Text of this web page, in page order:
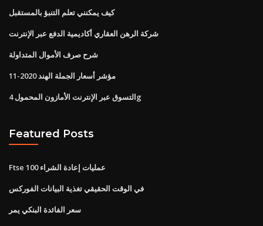
كيف يمكنني تعلم التنبؤ بالمستقبل
شركة الرهن العقاري أكاديمية الدفع عبر الإنترنت
شرح صرف الأموال المتداولة
مؤشر أسعار الجملة الهند 2020-11
التسوق عبر الإنترنت الأمازون المحمول 4g
Featured Posts
Ftse 100 عمليات إعادة الشراء
في الوقت الحقيقي تغذية البيانات الفوركس
سعر الفائدة البنكي يمر